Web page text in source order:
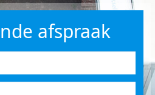
afspraak